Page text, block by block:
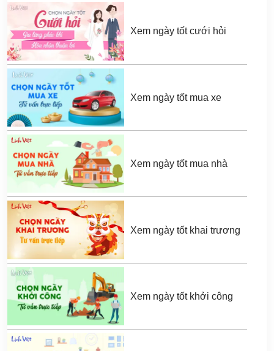
Xem ngày tốt cưới hỏi
Xem ngày tốt mua xe
Xem ngày tốt mua nhà
Xem ngày tốt khai trương
Xem ngày tốt khởi công